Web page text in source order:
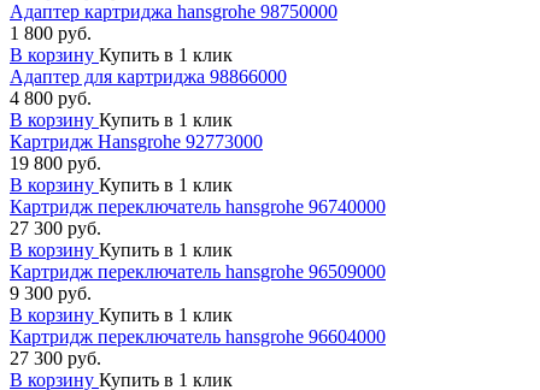
Адаптер картриджа hansgrohe 98750000
1 800 руб.
В корзину Купить в 1 клик
Адаптер для картриджа 98866000
4 800 руб.
В корзину Купить в 1 клик
Картридж Hansgrohe 92773000
19 800 руб.
В корзину Купить в 1 клик
Картридж переключатель hansgrohe 96740000
27 300 руб.
В корзину Купить в 1 клик
Картридж переключатель hansgrohe 96509000
9 300 руб.
В корзину Купить в 1 клик
Картридж переключатель hansgrohe 96604000
27 300 руб.
В корзину Купить в 1 клик